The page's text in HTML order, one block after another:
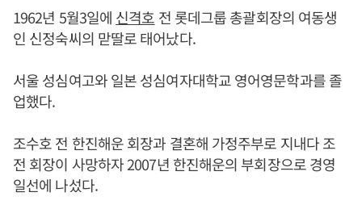
1962년 5월3일에 신격호 전 롯데그룹 총괄회장의 여동생
인 신정숙씨의 맏딸로 태어났다.
서울 성심여고와 일본 성심여자대학교 영어영문학과를 졸
업했다.
조수호 전 한진해운 회장과 결혼해 가정주부로 지내다 조
전 회장이 사망하자 2007년 한진해운의 부회장으로 경영
일선에 나섰다.